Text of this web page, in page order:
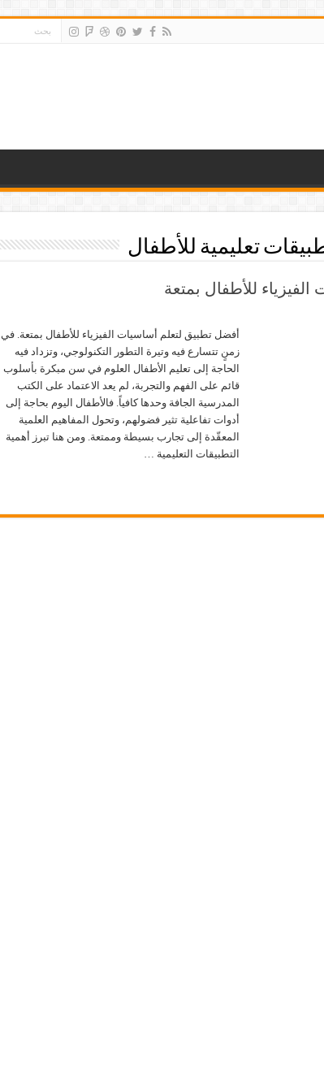
تعليمية للأطفال
للأطفال بمتعة
أفضل تطبيق لتعلم أساسيات الفيزياء للأطفال بمتعة. في
زمنٍ تتسارع فيه وتيرة التطور التكنولوجي، وتزداد فيه
الحاجة إلى تعليم الأطفال العلوم في سن مبكرة بأسلوب
قائم على الفهم والتجربة، لم يعد الاعتماد على الكتب
المدرسية الجافة وحدها كافياً. فالأطفال اليوم بحاجة إلى
أدوات تفاعلية تثير فضولهم، وتحول المفاهيم العلمية
المعقّدة إلى تجارب بسيطة وممتعة. ومن هنا تبرز أهمية
التطبيقات التعليمية …